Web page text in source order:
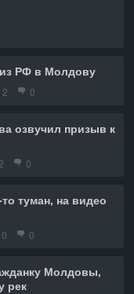
из РФ в Молдову
2 0
озвучил призыв к
2 0
туман, на видео
0 0
Молдовы,
рек